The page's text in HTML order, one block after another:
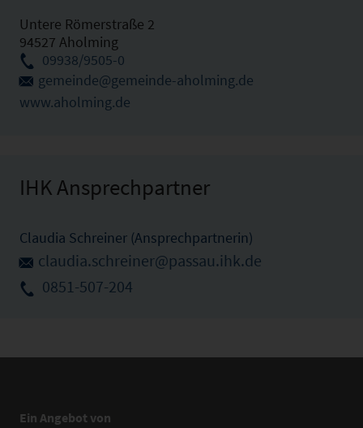
Untere Römerstraße 2
94527 Aholming
09938/9505-0
gemeinde@gemeinde-aholming.de
www.aholming.de
IHK Ansprechpartner
Claudia Schreiner (Ansprechpartnerin)
claudia.schreiner@passau.ihk.de
0851-507-204
Ein Angebot von